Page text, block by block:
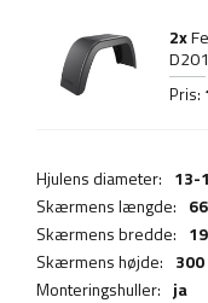
2x
Pris:
Hjulens diameter: 13-
Skærmens længde:
Skærmens bredde:
Skærmens højde:
Monteringshuller: ja